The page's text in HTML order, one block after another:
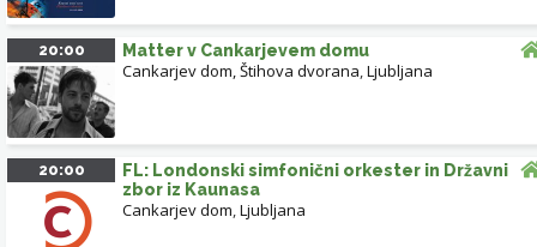
20:00 Matter v Cankarjevem domu
Cankarjev dom, Štihova dvorana,Ljubljana
20:00
FL: Londonski simfonični orkester in Državni
zbor iz Kaunasa
Cankarjev dom,Ljubljana